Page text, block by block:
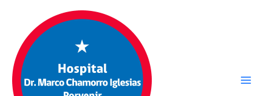
contenido